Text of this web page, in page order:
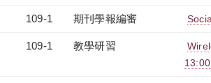
109-1 期刊學報編審
109-1 教學研習